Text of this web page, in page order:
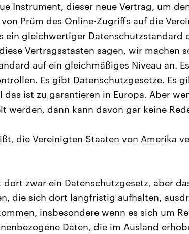
Instrument, dieser neue Vertrag, um
Prüm des Online-Zugriffs auf die
ein gleichwertiger Datenschutzstandard
Vertragsstaaten sagen, wir machen
auf ein gleichmäßiges Niveau an.
Es gibt Datenschutzgesetze. Es
das ist zu garantieren in Europa. Aber
werden, dann kann davon gar keine
die Vereinigten Staaten von Amerika
dort zwar ein Datenschutzgesetz, aber
die sich dort langfristig aufhalten,
insbesondere wenn es sich um
Daten, die im Ausland